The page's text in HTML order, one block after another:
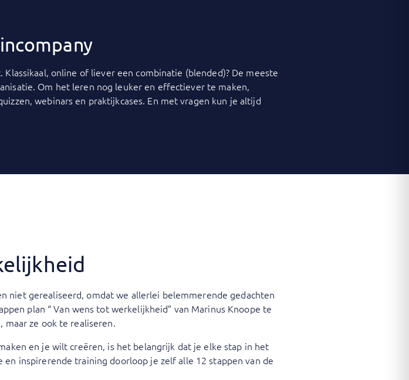
online of liever een combinatie (blended)? De meeste
Om het leren nog leuker en effectiever te maken,
webinars en praktijkcases. En met vragen kun je altijd
niet gerealiseerd, omdat we allerlei belemmerende gedachten
plan “ Van wens tot werkelijkheid” van Marinus Knoope te
ze ook te realiseren.
en je wilt creëren, is het belangrijk dat je elke stap in het
inspirerende training doorloop je zelf alle 12 stappen van de